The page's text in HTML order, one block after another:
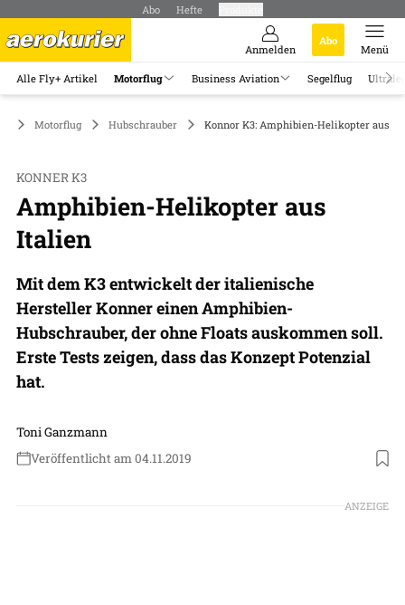
Abo Hefte
Anmelden
Abo
Menü
Alle Fly+ Artikel Motorflug Business Aviation Segelflug
Motorflug Hubschrauber Konnor K3: Amphibien-Helikopter aus
KONNER K3
Amphibien-Helikopter aus
Italien
Mit dem K3 entwickelt der italienische
Hersteller Konner einen Amphibien-
Hubschrauber, der ohne Floats auskommen soll.
Erste Tests zeigen, dass das Konzept Potenzial
hat.
Toni Ganzmann
Veröffentlicht am 04.11.2019
Foto: Toni Ganzmann
ANZEIGE